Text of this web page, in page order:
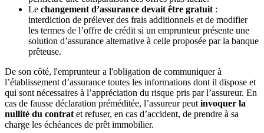
Le changement d’assurance devait être gratuit :
interdiction de prélever des frais additionnels et de modifier
les termes de l’offre de crédit si un emprunteur présente une
solution d’assurance alternative à celle proposée par la banque
prêteuse.
De son côté, l'emprunteur a l'obligation de communiquer à
l’établissement d’assurance toutes les informations dont il dispose et
qui sont nécessaires à l’appréciation du risque pris par l’assureur. En
cas de fausse déclaration préméditée, l’assureur peut invoquer la
nullité du contrat et refuser, en cas d’accident, de prendre à sa
charge les échéances de prêt immobilier.